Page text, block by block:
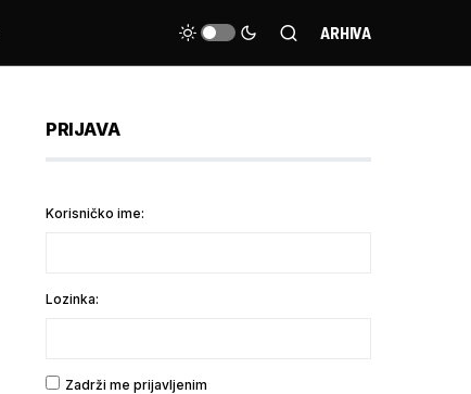
ARHIVA
PRIJAVA
Korisničko ime:
Lozinka:
Zadrži me prijavljenim